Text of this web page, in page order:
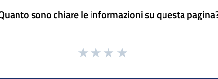
sono chiare le informazioni su questa